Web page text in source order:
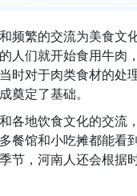
频繁的交流为美食文
人们就开始食用牛肉
时对于肉类食材的处
定了基础。
各地饮食文化的交流
餐馆和小吃摊都能看
节，河南人还会根据